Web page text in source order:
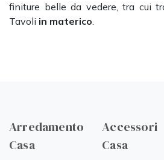
finiture belle da vedere, tra cui
Tavoli in materico.
Arredamento
Casa
Accessori
Casa